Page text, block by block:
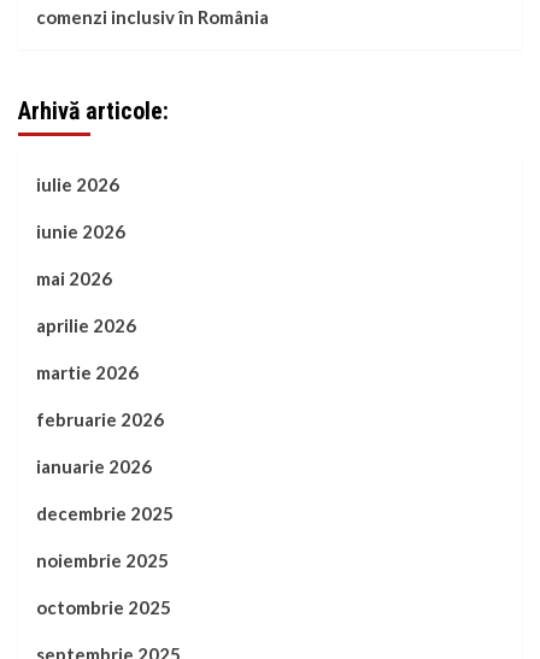
comenzi inclusiv în România
Arhivă articole:
iulie 2026
iunie 2026
mai 2026
aprilie 2026
martie 2026
februarie 2026
ianuarie 2026
decembrie 2025
noiembrie 2025
octombrie 2025
septembrie 2025